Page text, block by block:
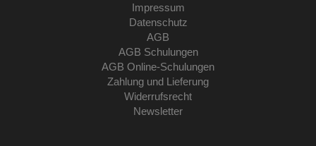
Impressum
Datenschutz
AGB
AGB Schulungen
AGB Online-Schulungen
Zahlung und Lieferung
Widerrufsrecht
Newsletter